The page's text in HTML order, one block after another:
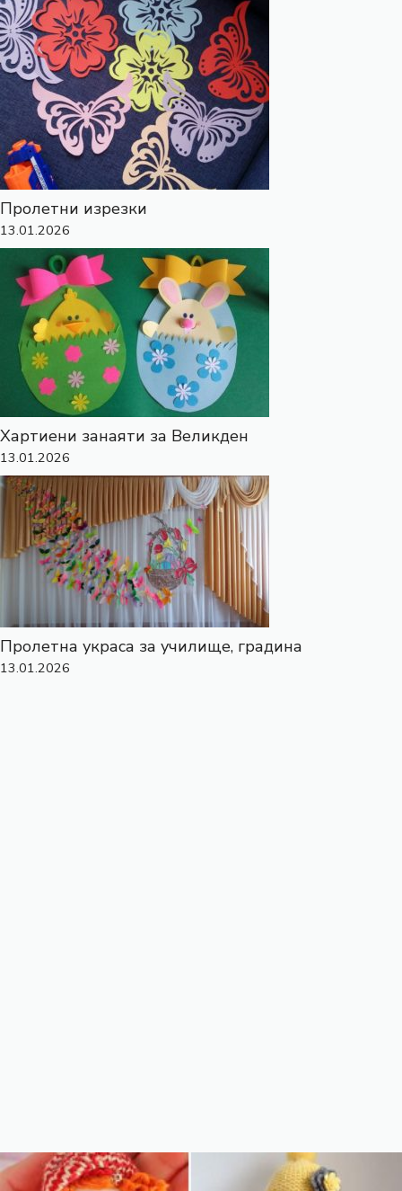
Пролетни изрезки
13.01.2026
Хартиени занаяти за Великден
13.01.2026
Пролетна украса за училище, градина
13.01.2026